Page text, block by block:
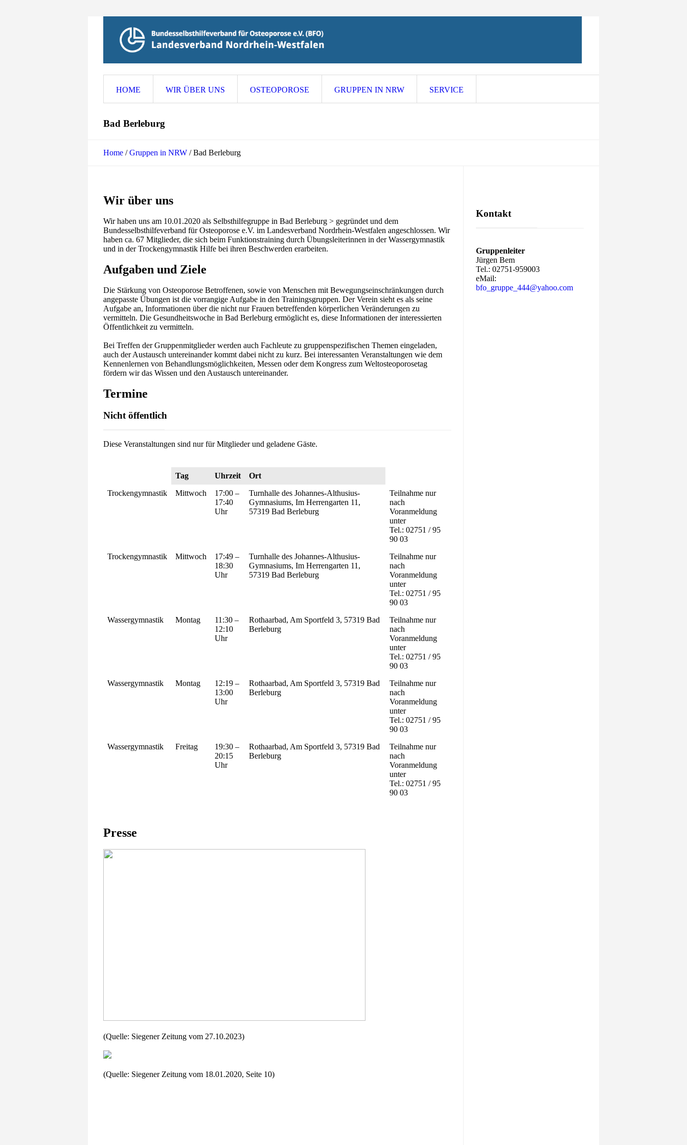
HOME WIR ÜBER UNS OSTEOPOROSE GRUPPEN IN NRW SERVICE
Bad Berleburg
Home /Gruppen in NRW /Bad Berleburg
Wir über uns
Wir haben uns am 10.01.2020 als Selbsthilfegruppe in Bad Berleburg > gegründet und dem
Bundesselbsthilfeverband für Osteoporose e.V. im Landesverband Nordrhein-Westfalen angeschlossen. Wir
haben ca. 67 Mitglieder, die sich beim Funktionstraining durch Übungsleiterinnen in der Wassergymnastik
und in der Trockengymnastik Hilfe bei ihren Beschwerden erarbeiten.
Aufgaben und Ziele
Die Stärkung von Osteoporose Betroffenen, sowie von Menschen mit Bewegungseinschränkungen durch
angepasste Übungen ist die vorrangige Aufgabe in den Trainingsgruppen. Der Verein sieht es als seine
Aufgabe an, Informationen über die nicht nur Frauen betreffenden körperlichen Veränderungen zu
vermitteln. Die Gesundheitswoche in Bad Berleburg ermöglicht es, diese Informationen der interessierten
Öffentlichkeit zu vermitteln.
Bei Treffen der Gruppenmitglieder werden auch Fachleute zu gruppenspezifischen Themen eingeladen,
auch der Austausch untereinander kommt dabei nicht zu kurz. Bei interessanten Veranstaltungen wie dem
Kennenlernen von Behandlungsmöglichkeiten, Messen oder dem Kongress zum Weltosteoporosetag
fördern wir das Wissen und den Austausch untereinander.
Termine
Nicht öffentlich
Diese Veranstaltungen sind nur für Mitglieder und geladene Gäste.
Tag Uhrzeit
Ort
Trockengymnastik
Mittwoch
17:00 –
17:40
Uhr
Turnhalle des Johannes-Althusius-
Gymnasiums, Im Herrengarten 11,
57319 Bad Berleburg
Teilnahme nur
nach
Voranmeldung
unter
Tel.: 02751 / 95
90 03
Trockengymnastik
Mittwoch
17:49 –
18:30
Uhr
Turnhalle des Johannes-Althusius-
Gymnasiums, Im Herrengarten 11,
57319 Bad Berleburg
Teilnahme nur
nach
Voranmeldung
unter
Tel.: 02751 / 95
90 03
Wassergymnastik
Montag
11:30 –
12:10
Uhr
Rothaarbad, Am Sportfeld 3, 57319 Bad
Berleburg
Teilnahme nur
nach
Voranmeldung
unter
Tel.: 02751 / 95
90 03
Wassergymnastik
Montag
12:19 –
13:00
Uhr
Rothaarbad, Am Sportfeld 3, 57319 Bad
Berleburg
Teilnahme nur
nach
Voranmeldung
unter
Tel.: 02751 / 95
90 03
Wassergymnastik
Freitag
19:30 –
20:15
Uhr
Rothaarbad, Am Sportfeld 3, 57319 Bad
Berleburg
Teilnahme nur
nach
Voranmeldung
unter
Tel.: 02751 / 95
90 03
Presse
(Quelle: Siegener Zeitung vom 27.10.2023)
(Quelle: Siegener Zeitung vom 18.01.2020, Seite 10)
Kontakt
Gruppenleiter
Jürgen Bem
Tel.: 02751-959003
eMail:
bfo_gruppe_444@yahoo.com